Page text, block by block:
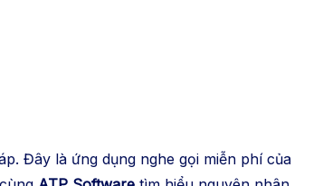
Đây là ứng dụng nghe gọi miễn phí của